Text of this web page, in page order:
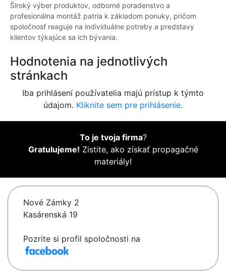
Široký výber produktov, odborné poradenstvo a
profesionálna montáž patria k základom ponuky, pričom
spoločnosť reaguje na individuálne potreby a predstavy
klientov týkajúce sa ich bývania.
Hodnotenia na jednotlivých
stránkach
Iba prihlásení používatelia majú prístup k týmto
údajom. Kliknite sem pre prihlásenie.
To je tvoja firma?
Gratulujeme! Zistite, ako získať propagačné
materiály!
Nové Zámky 2
Kasárenská 19
Pozrite si profil spoločnosti na